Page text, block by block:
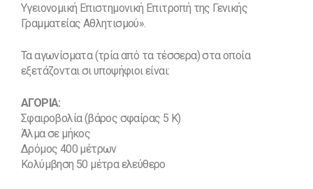
Υγειονομική Επιστημονική Επιτροπή της Γενικής
Γραμματείας Αθλητισμού».
Τα αγωνίσματα (τρία από τα τέσσερα) στα οποία
εξετάζονται σι υποψήφιοι είναι:
ΑΓΟΡΙΑ:
Σφαιροβολία (βάρος σφαίρας 5 Κ)
Άλμα σε μήκος
Δρόμος 400 μέτρων
Κολύμβηση 50 μέτρα ελεύθερο